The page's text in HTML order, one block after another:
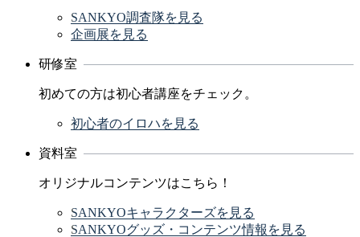
SANKYO調査隊を見る
企画展を見る
研修室
初めての方は初心者講座をチェック。
初心者のイロハを見る
資料室
オリジナルコンテンツはこちら！
SANKYOキャラクターズを見る
SANKYOグッズ・コンテンツ情報を見る